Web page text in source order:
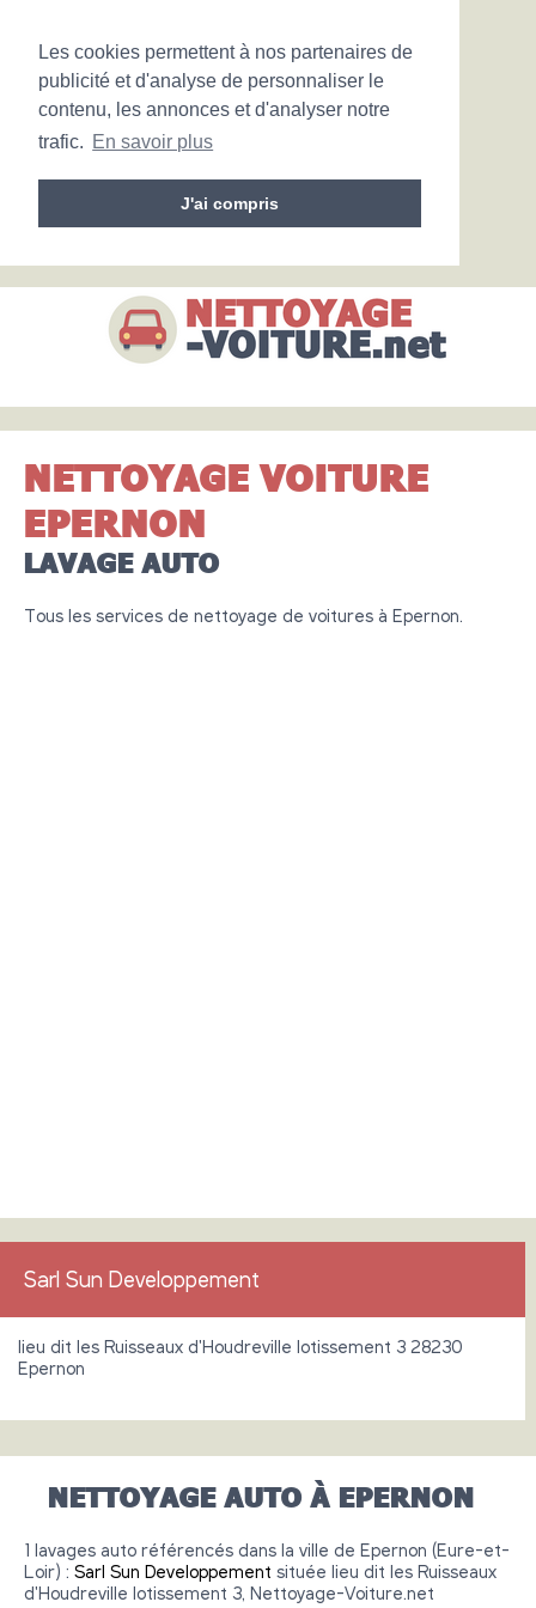
Les cookies permettent à nos partenaires de
publicité et d'analyse de personnaliser le
contenu, les annonces et d'analyser notre
trafic. En savoir plus
J'ai compris
NETTOYAGE VOITURE
EPERNON
LAVAGE AUTO
Tous les services de nettoyage de voitures à Epernon.
Sarl Sun Developpement
lieu dit les Ruisseaux d'Houdreville lotissement 3 28230
Epernon
NETTOYAGE AUTO À EPERNON
1 lavages auto référencés dans la ville de Epernon (Eure-et-
Loir) : Sarl Sun Developpement située lieu dit les Ruisseaux
d'Houdreville lotissement 3, Nettoyage-Voiture.net